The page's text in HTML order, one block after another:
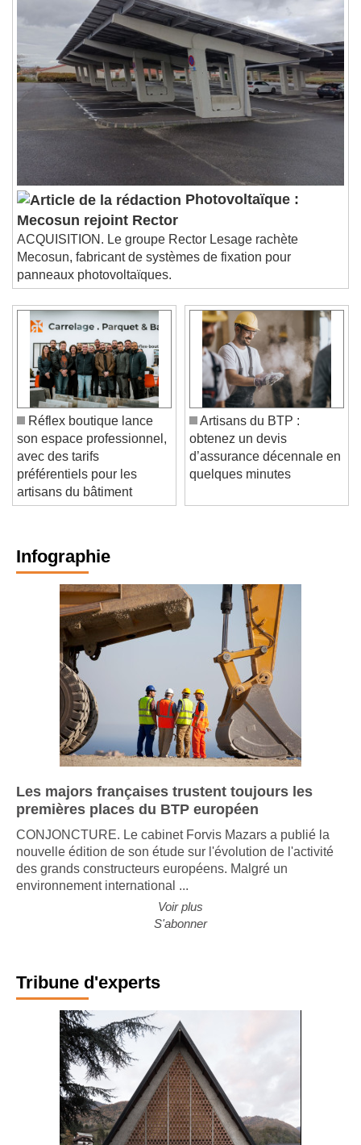
Photovoltaïque :
Mecosun rejoint Rector
ACQUISITION. Le groupe Rector Lesage rachète
Mecosun, fabricant de systèmes de fixation pour
panneaux photovoltaïques.
Réflex boutique lance
son espace professionnel,
avec des tarifs
préférentiels pour les
artisans du bâtiment
Artisans du BTP :
obtenez un devis
d’assurance décennale en
Infographie
Les majors françaises trustent toujours les
premières places du BTP européen
CONJONCTURE. Le cabinet Forvis Mazars a publié la
nouvelle édition de son étude sur l'évolution de l'activité
des grands constructeurs européens. Malgré un
Voir plus
Tribune d'experts